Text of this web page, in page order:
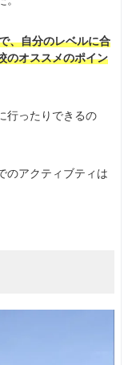
、自分のレベルに合
のオススメのポイン
行ったりできるの
のアクティブティは